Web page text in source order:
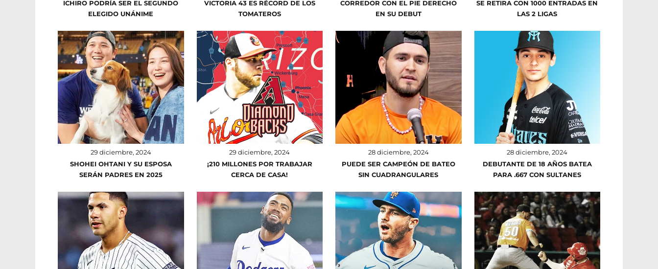
ICHIRO PODRÍA SER EL SEGUNDO
ELEGIDO UNÁNIME
VICTORIA 43 ES RÉCORD DE LOS
TOMATEROS
CORREDOR CON EL PIE DERECHO
EN SU DEBUT
SE RETIRA CON 1000 ENTRADAS EN
LAS 2 LIGAS
29 diciembre, 2024
SHOHEI OHTANI Y SU ESPOSA
SERÁN PADRES EN 2025
29 diciembre, 2024
¡210 MILLONES POR TRABAJAR
CERCA DE CASA!
28 diciembre, 2024
PUEDE SER CAMPEÓN DE BATEO
SIN CUADRANGULARES
28 diciembre, 2024
DEBUTANTE DE 18 AÑOS BATEA
PARA .667 CON SULTANES